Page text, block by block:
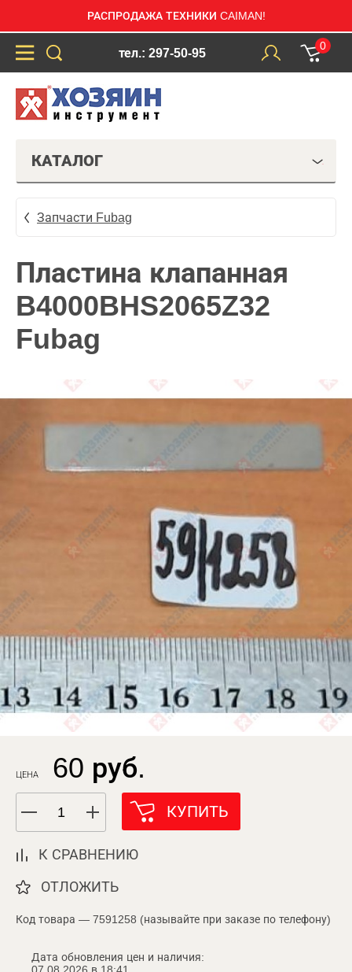
РАСПРОДАЖА ТЕХНИКИ CAIMAN!
тел.: 297-50-95
0
КАТАЛОГ
Запчасти Fubag
Пластина клапанная
B4000BHS2065Z32
Fubag
ЦЕНА 60 руб.
КУПИТЬ
К СРАВНЕНИЮ
ОТЛОЖИТЬ
Код товара — 7591258 (называйте при заказе по телефону)
Дата обновления цен и наличия: